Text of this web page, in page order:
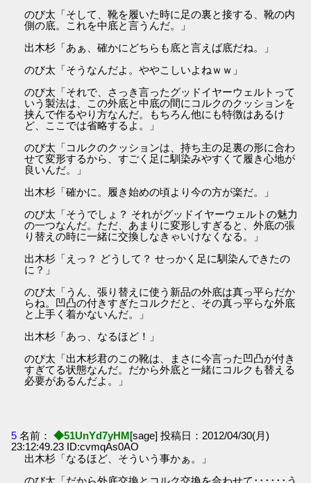
のび太「そして、靴を履いた時に足の裏と接する、靴の内
側の底。これを中底と言うんだ。」
出木杉「あぁ、確かにどちらも底と言えば底だね。」
のび太「そうなんだよ。ややこしいよねｗｗ」
のび太「それで、さっき言ったグッドイヤーウェルトって
いう製法は、この外底と中底の間にコルクのクッションを
挟んで作るやり方なんだ。もちろん他にも特徴はあるけ
ど、ここでは省略するよ。」
のび太「コルクのクッションは、持ち主の足裏の形に合わ
せて変形するから、すごく足に馴染みやすくて履き心地が
良いんだ。」
出木杉「確かに。履き始めの頃より今の方が楽だ。」
のび太「そうでしょ？ それがグッドイヤーウェルトの魅力
の一つなんだ。ただ、あまりに変形しすぎると、外底の張
り替えの時に一緒に交換しなきゃいけなくなる。」
出木杉「えっ？ どうして？ せっかく足に馴染んできたの
に？」
のび太「うん、張り替えに使う新品の外底は真っ平らだか
らね。凹凸の付きすぎたコルクだと、その真っ平らな外底
と上手く着かないんだ。」
出木杉「あっ、なるほど！」
のび太「出木杉君のこの靴は、まさに今言った凹凸が付き
すぎてる状態なんだ。だから外底と一緒にコルクも替える
必要があるんだよ。」
5 名前： ◆51UnYd7yHM[sage] 投稿日：2012/04/30(月)
23:12:49.23 ID:cvmqAs0AO
出木杉「なるほど、そういう事かぁ。」
のび太「だから外底交換とコルク交換を合わせて･･････う